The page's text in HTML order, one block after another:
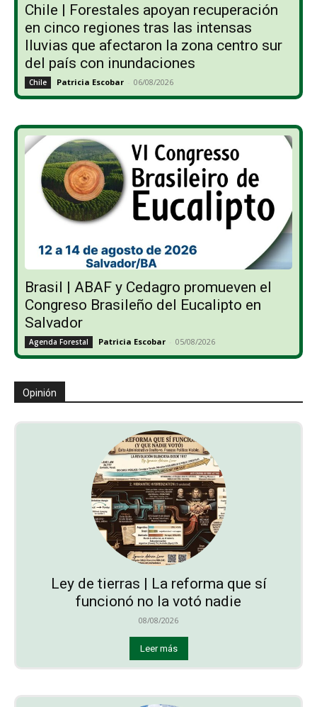
Chile | Forestales apoyan recuperación
en cinco regiones tras las intensas
lluvias que afectaron la zona centro sur
del país con inundaciones
Chile Patricia Escobar - 06/08/2026
Brasil | ABAF y Cedagro promueven el
Congreso Brasileño del Eucalipto en
Salvador
Agenda Forestal Patricia Escobar - 05/08/2026
Opinión
Ley de tierras | La reforma que sí
funcionó no la votó nadie
08/08/2026
Leer más